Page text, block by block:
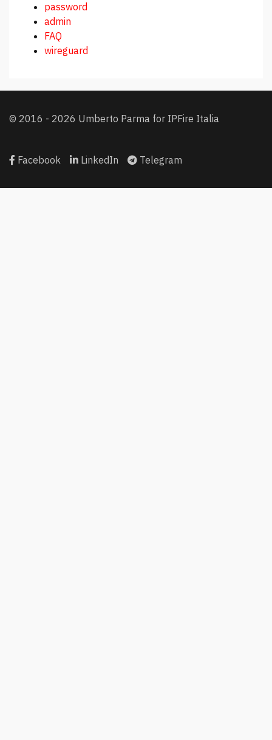
password
admin
FAQ
wireguard
© 2016 - 2026 Umberto Parma for IPFire Italia
Facebook LinkedIn Telegram